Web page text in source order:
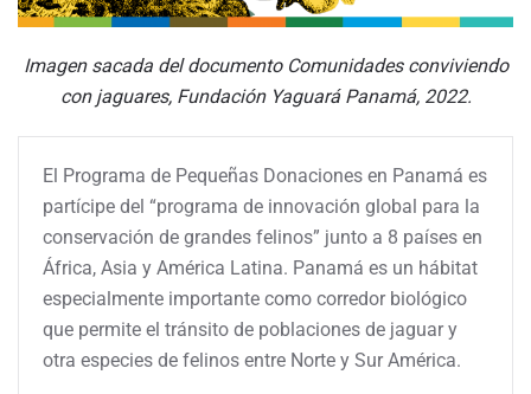
Imagen sacada del documento Comunidades conviviendo
con jaguares, Fundación Yaguará Panamá, 2022.
El Programa de Pequeñas Donaciones en Panamá es
partícipe del “programa de innovación global para la
conservación de grandes felinos” junto a 8 países en
África, Asia y América Latina. Panamá es un hábitat
especialmente importante como corredor biológico
que permite el tránsito de poblaciones de jaguar y
otra especies de felinos entre Norte y Sur América.